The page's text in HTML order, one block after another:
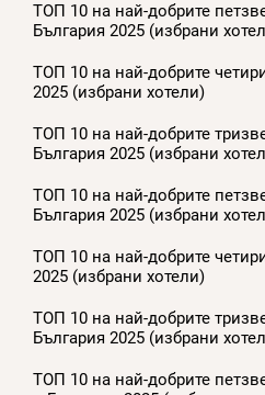
ТОП 10 на най-добрите
България 2025 (избрани
ТОП 10 на най-добрите
2025 (избрани хотели)
ТОП 10 на най-добрите
България 2025 (избрани
ТОП 10 на най-добрите
България 2025 (избрани
ТОП 10 на най-добрите
2025 (избрани хотели)
ТОП 10 на най-добрите
България 2025 (избрани
ТОП 10 на най-добрите